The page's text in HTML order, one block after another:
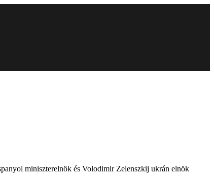
miniszterelnök és Volodimir Zelenszkij ukrán elnök